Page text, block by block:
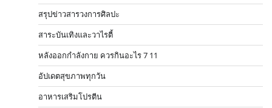
สรุปข่าวสารวงการศิลปะ
สาระบันเทิงและวาไรตี้
หลังออกกําลังกาย ควรกินอะไร 7 11
อัปเดตสุขภาพทุกวัน
อาหารเสริมโปรตีน